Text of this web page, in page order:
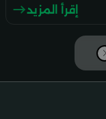
إقرأ المزيد